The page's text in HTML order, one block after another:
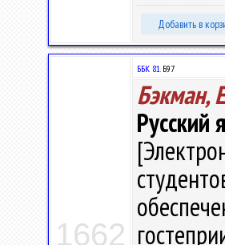
Добавить в
1662
ББК 81.Б97
Бэкман,
Русский